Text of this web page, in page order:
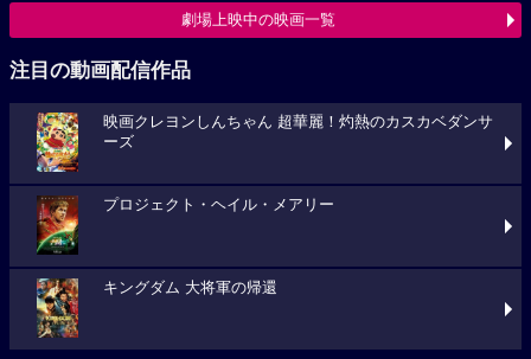
劇場上映中の映画一覧
注目の動画配信作品
映画クレヨンしんちゃん 超華麗！灼熱のカスカベダンサ
ーズ
プロジェクト・ヘイル・メアリー
キングダム 大将軍の帰還